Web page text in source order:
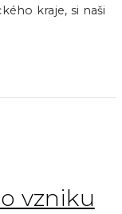
kraje, si naši
vzniku